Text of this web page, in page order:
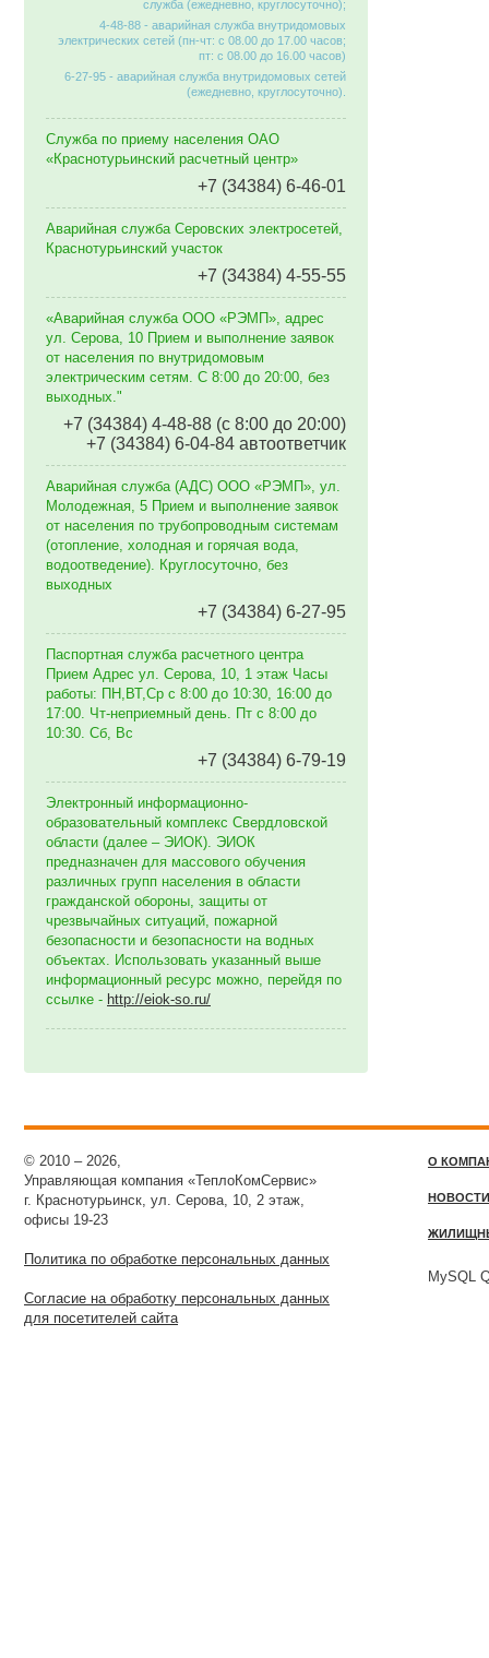
служба (ежедневно, круглосуточно);
4-48-88 - аварийная служба внутридомовых
электрических сетей (пн-чт: с 08.00 до 17.00 часов;
пт: с 08.00 до 16.00 часов)
6-27-95 - аварийная служба внутридомовых сетей
(ежедневно, круглосуточно).
Служба по приему населения ОАО
«Краснотурьинский расчетный центр»
+7 (34384) 6-46-01
Аварийная служба Серовских электросетей,
Краснотурьинский участок
+7 (34384) 4-55-55
«Аварийная служба ООО «РЭМП», адрес
ул. Серова, 10 Прием и выполнение заявок
от населения по внутридомовым
электрическим сетям. C 8:00 до 20:00, без
выходных."
+7 (34384) 4-48-88 (с 8:00 до 20:00)
+7 (34384) 6-04-84 автоответчик
Аварийная служба (АДС) ООО «РЭМП», ул.
Молодежная, 5 Прием и выполнение заявок
от населения по трубопроводным системам
(отопление, холодная и горячая вода,
водоотведение). Круглосуточно, без
выходных
+7 (34384) 6-27-95
Паспортная служба расчетного центра
Прием Адрес ул. Серова, 10, 1 этаж Часы
работы: ПН,ВТ,Ср с 8:00 до 10:30, 16:00 до
17:00. Чт-неприемный день. Пт с 8:00 до
10:30. Сб, Вс
+7 (34384) 6-79-19
Электронный информационно-
образовательный комплекс Свердловской
области (далее – ЭИОК). ЭИОК
предназначен для массового обучения
различных групп населения в области
гражданской обороны, защиты от
чрезвычайных ситуаций, пожарной
безопасности и безопасности на водных
объектах. Использовать указанный выше
информационный ресурс можно, перейдя по
ссылке - http://eiok-so.ru/
© 2010 – 2026,
Управляющая компания «ТеплоКомСервис»
г. Краснотурьинск, ул. Серова, 10, 2 этаж,
офисы 19-23
Политика по обработке персональных данных
Согласие на обработку персональных данных
для посетителей сайта
О
НОВОСТИ
MySQL